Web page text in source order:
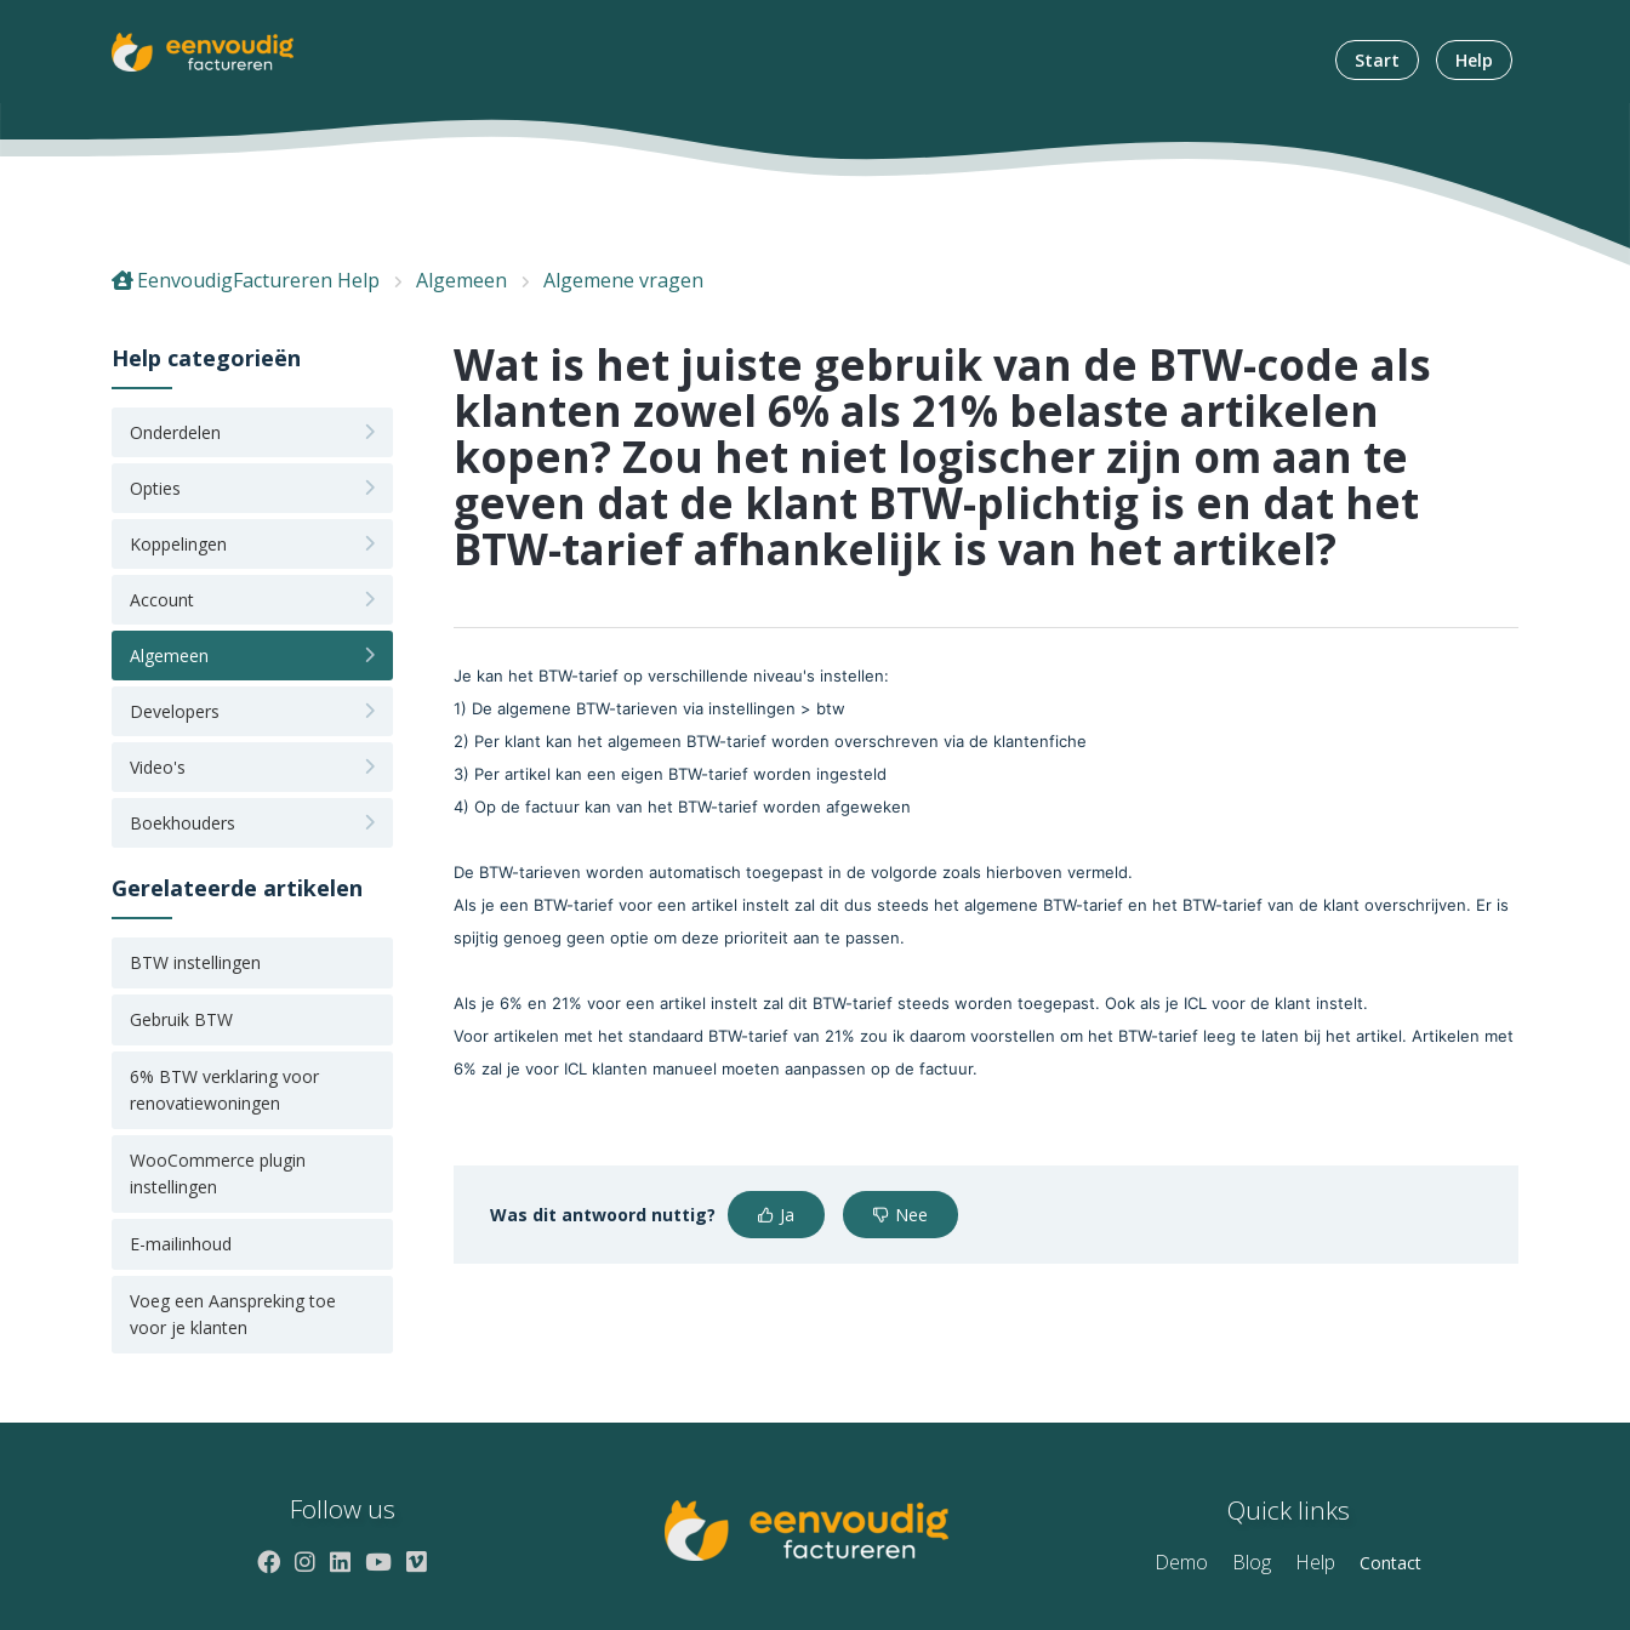
Start Help
EenvoudigFactureren Help Algemeen Algemene vragen
Help categorieën
Onderdelen
Opties
Koppelingen
Account
Algemeen
Developers
Video's
Boekhouders
Gerelateerde artikelen
BTW instellingen
Gebruik BTW
6% BTW verklaring voor
renovatiewoningen
WooCommerce plugin
instellingen
E-mailinhoud
Voeg een Aanspreking toe
voor je klanten
Wat is het juiste gebruik van de BTW-code als
klanten zowel 6% als 21% belaste artikelen
kopen? Zou het niet logischer zijn om aan te
geven dat de klant BTW-plichtig is en dat het
BTW-tarief afhankelijk is van het artikel?
Je kan het BTW-tarief op verschillende niveau's instellen:
1) De algemene BTW-tarieven via instellingen > btw
2) Per klant kan het algemeen BTW-tarief worden overschreven via de klantenfiche
3) Per artikel kan een eigen BTW-tarief worden ingesteld
4) Op de factuur kan van het BTW-tarief worden afgeweken
De BTW-tarieven worden automatisch toegepast in de volgorde zoals hierboven vermeld.
Als je een BTW-tarief voor een artikel instelt zal dit dus steeds het algemene BTW-tarief en het BTW-tarief van de klant overschrijven. Er is
spijtig genoeg geen optie om deze prioriteit aan te passen.
Als je 6% en 21% voor een artikel instelt zal dit BTW-tarief steeds worden toegepast. Ook als je ICL voor de klant instelt.
Voor artikelen met het standaard BTW-tarief van 21% zou ik daarom voorstellen om het BTW-tarief leeg te laten bij het artikel. Artikelen met
6% zal je voor ICL klanten manueel moeten aanpassen op de factuur.
Was dit antwoord nuttig? Ja Nee
Follow us Quick links
Demo Blog Help Contact